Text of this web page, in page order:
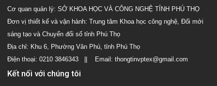
Cơ quan quản lý: SỞ KHOA HỌC VÀ CÔNG NGHỆ TỈNH PHÚ THỌ
Đơn vị thiết kế và vận hành: Trung tâm Khoa học công nghệ, Đổi mới
sáng tạo và Chuyển đổi số tỉnh Phú Thọ
Địa chỉ: Khu 6, Phường Vân Phú, tỉnh Phú Thọ
Điện thoại: 0210 3846343 || Email: thongtinvptex@gmail.com
Kết nối với chúng tôi